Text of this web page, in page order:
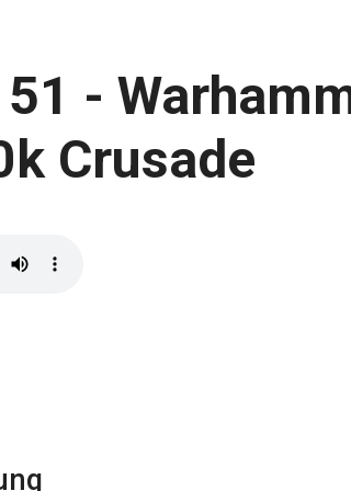
-
Crusade